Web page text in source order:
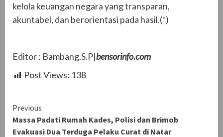
kelola keuangan negara yang transparan,
akuntabel, dan berorientasi pada hasil.(*)
Editor : Bambang.S.P|bensorinfo.com
Post Views: 138
Continue
Reading
Previous
Massa Padati Rumah Kades, Polisi dan Brimob
Evakuasi Dua Terduga Pelaku Curat di Natar